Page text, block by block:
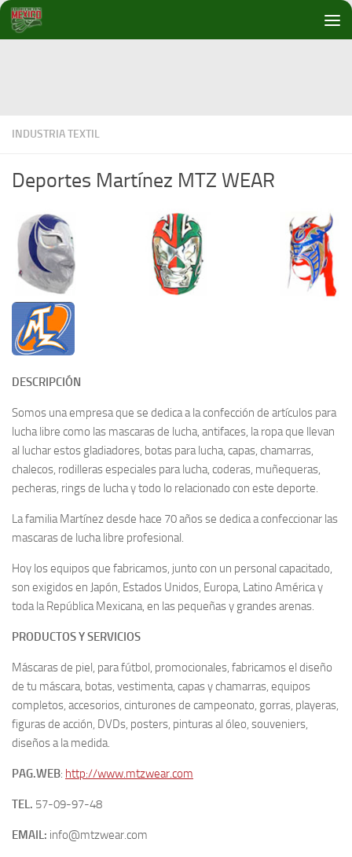
Debajo del contenido
INDUSTRIA TEXTIL
Deportes Martínez MTZ WEAR
DESCRIPCIÓN
Somos una empresa que se dedica a la confección de artículos para
lucha libre como las mascaras de lucha, antifaces, la ropa que llevan
al luchar estos gladiadores, botas para lucha, capas, chamarras,
chalecos, rodilleras especiales para lucha, coderas, muñequeras,
pecheras, rings de lucha y todo lo relacionado con este deporte.
La familia Martínez desde hace 70 años se dedica a confeccionar las
mascaras de lucha libre profesional.
Hoy los equipos que fabricamos, junto con un personal capacitado,
son exigidos en Japón, Estados Unidos, Europa, Latino América y
toda la República Mexicana, en las pequeñas y grandes arenas.
PRODUCTOS Y SERVICIOS
Máscaras de piel, para fútbol, promocionales, fabricamos el diseño
de tu máscara, botas, vestimenta, capas y chamarras, equipos
completos, accesorios, cinturones de campeonato, gorras, playeras,
figuras de acción, DVDs, posters, pinturas al óleo, souveniers,
diseños a la medida.
PAG.WEB: http://www.mtzwear.com
TEL. 57-09-97-48
EMAIL: info@mtzwear.com